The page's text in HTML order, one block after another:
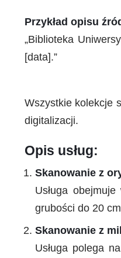
Przykład opisu
„Biblioteka
[data].”
Wszystkie kolekcje
digitalizacji.
Opis usług:
Skanowanie z
Usługa
grubości do 20
Skanowanie z
Usługa polega